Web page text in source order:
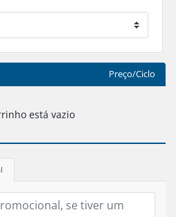
Preço/Ciclo
está vazio